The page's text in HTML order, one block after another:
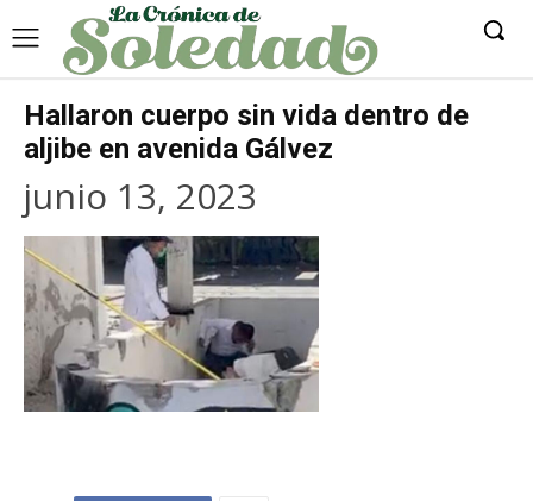
Hallaron cuerpo sin vida dentro de
aljibe en avenida Gálvez
junio 13, 2023